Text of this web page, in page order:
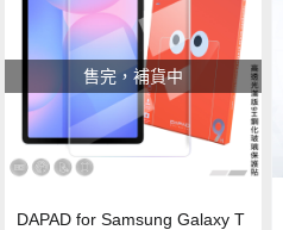
售完，補貨中
DAPAD for Samsung Galaxy T